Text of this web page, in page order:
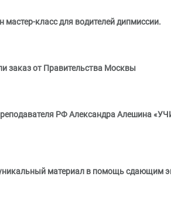
класс для водителей дипмиссии.
заказ от Правительства Москвы
РФ Александра Алешина
материал в помощь сдающим